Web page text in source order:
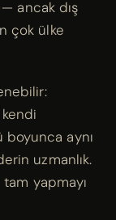
— ancak dış
çok ülke
boyunca aynı
uzmanlık.
yapmayı